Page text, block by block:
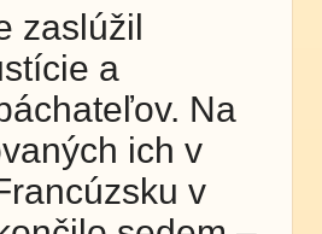
zaslúžil
a
Na
ich v
v